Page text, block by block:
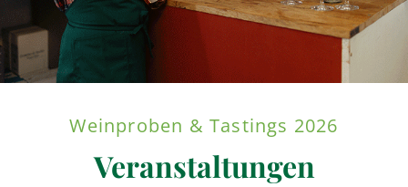
Weinproben & Tastings 2026
Veranstaltungen